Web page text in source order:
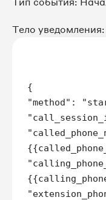
Тело уведомления:
{
"method":